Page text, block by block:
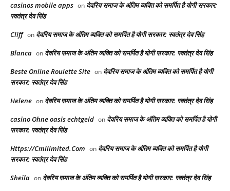
casinos mobile apps on देवरिय समाज के अंतिम व्यक्ति को समर्पित है योगी सरकार:
स्वतंत्र देव सिंह
Cliff on देवरिय समाज के अंतिम व्यक्ति को समर्पित है योगी सरकार: स्वतंत्र देव सिंह
Blanca on देवरिय समाज के अंतिम व्यक्ति को समर्पित है योगी सरकार: स्वतंत्र देव सिंह
Beste Online Roulette Site on देवरिय समाज के अंतिम व्यक्ति को समर्पित है योगी
सरकार: स्वतंत्र देव सिंह
Helene on देवरिय समाज के अंतिम व्यक्ति को समर्पित है योगी सरकार: स्वतंत्र देव सिंह
casino Ohne oasis echtgeld on देवरिय समाज के अंतिम व्यक्ति को समर्पित है योगी
सरकार: स्वतंत्र देव सिंह
Https://Cmllimited.Com on देवरिय समाज के अंतिम व्यक्ति को समर्पित है योगी
सरकार: स्वतंत्र देव सिंह
Sheila on देवरिय समाज के अंतिम व्यक्ति को समर्पित है योगी सरकार: स्वतंत्र देव सिंह